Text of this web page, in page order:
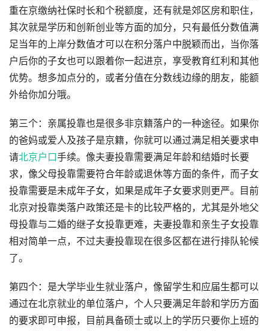
重在京缴纳社保时长和个税额度，还有就是郊区房和职住，
其次就是学历和创新创业等方面的加分，只有最低分数值满
足当年的上岸分数值才可以在积分落户中脱颖而出，当你落
户后你的子女也可以跟着你一起进京，享受教育红利和其他
优势。想多加点分的，或者分值在分数线边缘的朋友，能额
外给你加分哦。
第三个：亲属投靠也是很多非京籍落户的一种途径。如果你
的爸妈或爱人及孩子是京籍，你就可以通过满足相关要求申
请北京户口手续。像夫妻投靠需要满足年龄和结婚时长要
求，像父母投靠需要符合年龄或退休等方面的条件，而子女
投靠需要是未成年子女，如果是成年子女要求则更严。目前
北京对投靠类落户政策还是卡的比较严格的，尤其是外地父
母投靠与二婚的继子女投靠更难，夫妻投靠和亲生子女投靠
相对简单一点，不过夫妻投靠现在很多区都在进行排队轮候
了。
第四个：是大学毕业生就业落户，像留学生和应届生都可以
通过在北京就业的单位落户，个人只要满足年龄和学历方面
的要求即可申报，目前具备硕士或以上的学历只要你上班的